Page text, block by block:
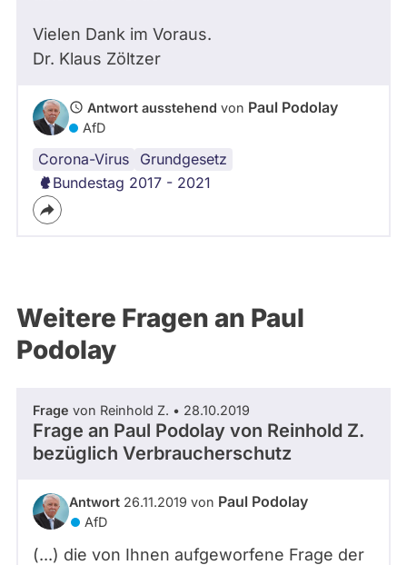
Vielen Dank im Voraus.
Dr. Klaus Zöltzer
Antwort ausstehend von Paul Podolay
AfD
Corona-Virus
Grundgesetz
Bundestag 2017 - 2021
Weitere Fragen an Paul
Podolay
Frage von Reinhold Z. • 28.10.2019
Frage an Paul Podolay von Reinhold Z.
bezüglich Verbraucherschutz
Antwort 26.11.2019 von Paul Podolay
AfD
(...) die von Ihnen aufgeworfene Frage der